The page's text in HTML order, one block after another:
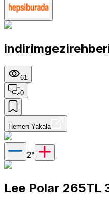
61
0
Hemen Yakala
2°
Lee Polar 265TL